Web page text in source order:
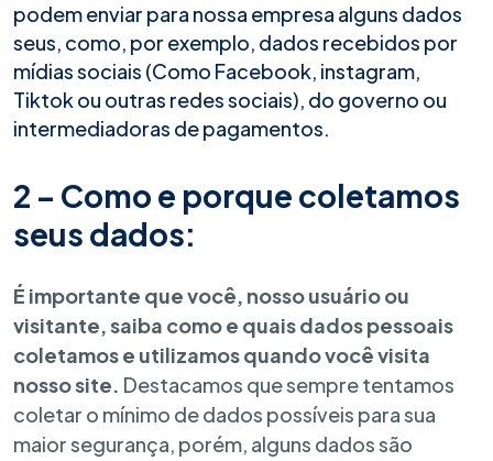
podem enviar para nossa empresa alguns dados
seus, como, por exemplo, dados recebidos por
mídias sociais (Como Facebook, instagram,
Tiktok ou outras redes sociais), do governo ou
intermediadoras de pagamentos.
2 – Como e porque coletamos
seus dados:
É importante que você, nosso usuário ou
visitante, saiba como e quais dados pessoais
coletamos e utilizamos quando você visita
nosso site. Destacamos que sempre tentamos
coletar o mínimo de dados possíveis para sua
maior segurança, porém, alguns dados são